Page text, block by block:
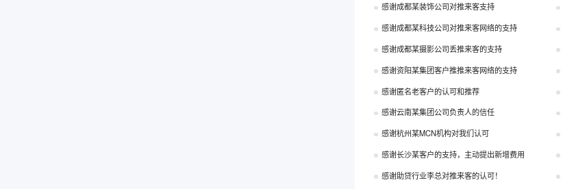
感谢成都某装饰公司对推来客支持
感谢成都某科技公司对推来客网络的支持
感谢成都某摄影公司丢推来客的支持
感谢资阳某集团客户推推来客网络的支持
感谢匿名老客户的认可和推荐
感谢云南某集团公司负责人的信任
感谢杭州某MCN机构对我们认可
感谢长沙某客户的支持，主动提出新增费用
感谢助贷行业李总对推来客的认可！